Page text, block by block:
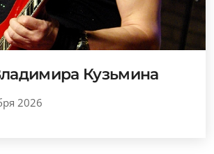
Кузьмина
2026